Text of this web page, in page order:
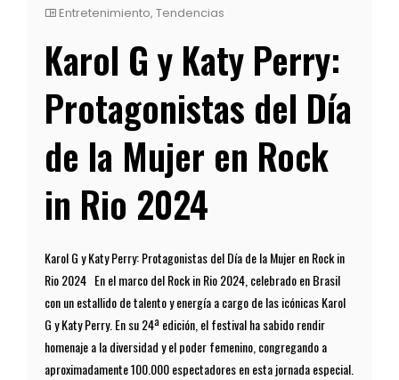
Entretenimiento, Tendencias
Karol G y Katy Perry:
Protagonistas del Día
de la Mujer en Rock
in Rio 2024
Karol G y Katy Perry: Protagonistas del Día de la Mujer en Rock in
Rio 2024 En el marco del Rock in Rio 2024, celebrado en Brasil
con un estallido de talento y energía a cargo de las icónicas Karol
G y Katy Perry. En su 24ª edición, el festival ha sabido rendir
homenaje a la diversidad y el poder femenino, congregando a
aproximadamente 100.000 espectadores en esta jornada especial.